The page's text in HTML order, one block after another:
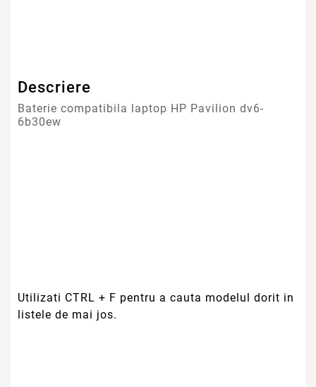
Descriere
Baterie compatibila laptop HP Pavilion dv6-
6b30ew
Utilizati CTRL + F pentru a cauta modelul dorit in
listele de mai jos.